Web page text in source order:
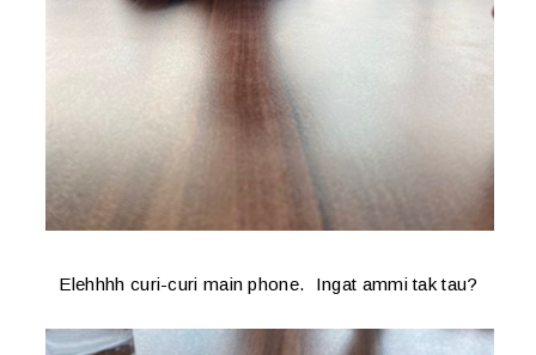
Elehhhh curi-curi main phone. Ingat ammi tak tau?